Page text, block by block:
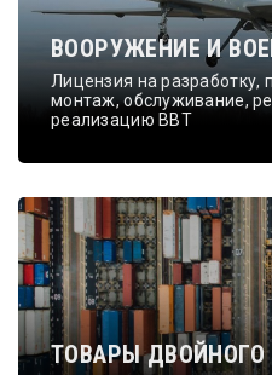
ВООРУЖЕНИЕ И
Лицензия на разработку,
монтаж, обслуживание,
реализацию ВВТ
ТОВАРЫ ДВОЙНОГО